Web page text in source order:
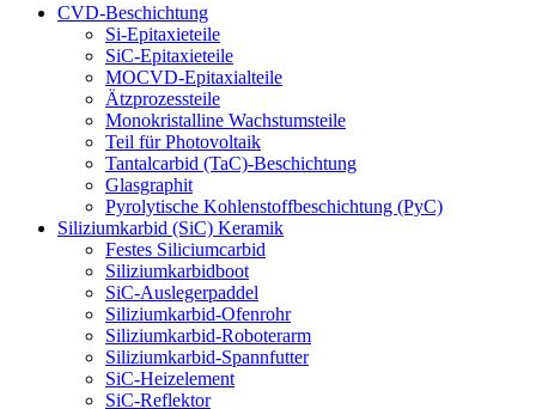
CVD-Beschichtung
Si-Epitaxieteile
SiC-Epitaxieteile
MOCVD-Epitaxialteile
Ätzprozessteile
Monokristalline Wachstumsteile
Teil für Photovoltaik
Tantalcarbid (TaC)-Beschichtung
Glasgraphit
Pyrolytische Kohlenstoffbeschichtung (PyC)
Siliziumkarbid (SiC) Keramik
Festes Siliciumcarbid
Siliziumkarbidboot
SiC-Auslegerpaddel
Siliziumkarbid-Ofenrohr
Siliziumkarbid-Roboterarm
Siliziumkarbid-Spannfutter
SiC-Heizelement
SiC-Reflektor